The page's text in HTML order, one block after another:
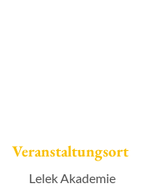
Veranstaltungsort
Lelek Akademie